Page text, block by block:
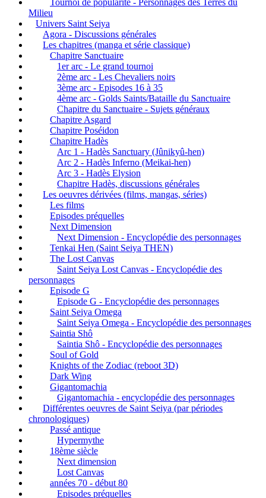
Tournoi de popularité - Personnages des Terres du
Milieu
Univers Saint Seiya
Agora - Discussions générales
Les chapitres (manga et série classique)
Chapitre Sanctuaire
1er arc - Le grand tournoi
2ème arc - Les Chevaliers noirs
3ème arc - Episodes 16 à 35
4ème arc - Golds Saints/Bataille du Sanctuaire
Chapitre du Sanctuaire - Sujets généraux
Chapitre Asgard
Chapitre Poséidon
Chapitre Hadès
Arc 1 - Hadès Sanctuary (Jûnikyû-hen)
Arc 2 - Hadès Inferno (Meikai-hen)
Arc 3 - Hadès Elysion
Chapitre Hadès, discussions générales
Les oeuvres dérivées (films, mangas, séries)
Les films
Episodes préquelles
Next Dimension
Next Dimension - Encyclopédie des personnages
Tenkai Hen (Saint Seiya THEN)
The Lost Canvas
Saint Seiya Lost Canvas - Encyclopédie des
personnages
Episode G
Episode G - Encyclopédie des personnages
Saint Seiya Omega
Saint Seiya Omega - Encyclopédie des personnages
Saintia Shô
Saintia Shô - Encyclopédie des personnages
Soul of Gold
Knights of the Zodiac (reboot 3D)
Dark Wing
Gigantomachia
Gigantomachia - encyclopédie des personnages
Différentes oeuvres de Saint Seiya (par périodes
chronologiques)
Passé antique
Hypermythe
18ème siècle
Next dimension
Lost Canvas
années 70 - début 80
Episodes préquelles